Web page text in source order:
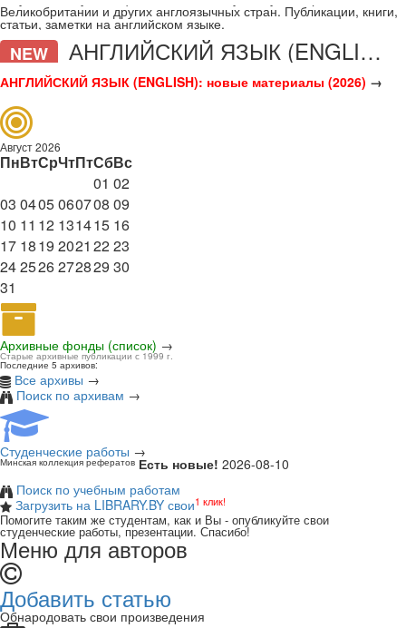
Великобритании и других англоязычных стран. Публикации, книги,
статьи, заметки на английском языке.
NEW АНГЛИЙСКИЙ ЯЗЫК (ENGLISH)
АНГЛИЙСКИЙ ЯЗЫК (ENGLISH): новые материалы (2026) →
Август 2026
ПнВтСрЧтПтСбВс
01 02
03 0405060708 09
10 11 12 131415 16
17 1819 2021 2223
242526272829 30
31
Архивные фонды (список) →
Старые архивные публикации с 1999 г.
Последние 5 архивов:
Все архивы →
Поиск по архивам →
Студенческие работы →
Минская коллекция рефератов Есть новые! 2026-08-10
Поиск по учебным работам
Загрузить на LIBRARY.BY свои1 клик!
Помогите таким же студентам, как и Вы - опубликуйте свои
студенческие работы, презентации. Спасибо!
Меню для авторов
Добавить статью
Обнародовать свои произведения